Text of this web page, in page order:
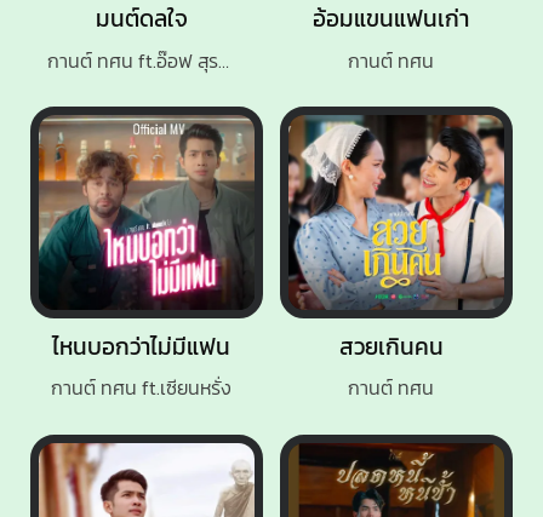
ไหนบอกว่าไม่มีแฟน
กานต์ ทศน ft.เซียนหรั่ง
มนต์ดลใจ
กานต์ ทศน ft.อ๊อฟ สุรพล
สวยเกินคน
กานต์ ทศน
อ้อมแขนแฟนเก่า
กานต์ ทศน